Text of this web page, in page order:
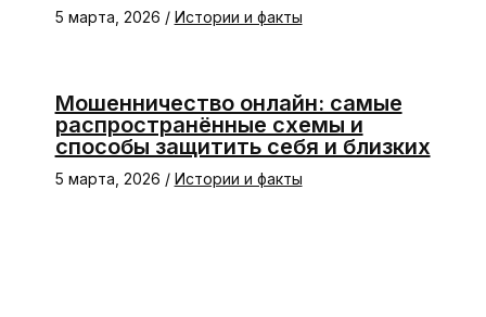
5 марта, 2026 / Истории и факты
Мошенничество онлайн: самые
распространённые схемы и
способы защитить себя и близких
5 марта, 2026 / Истории и факты